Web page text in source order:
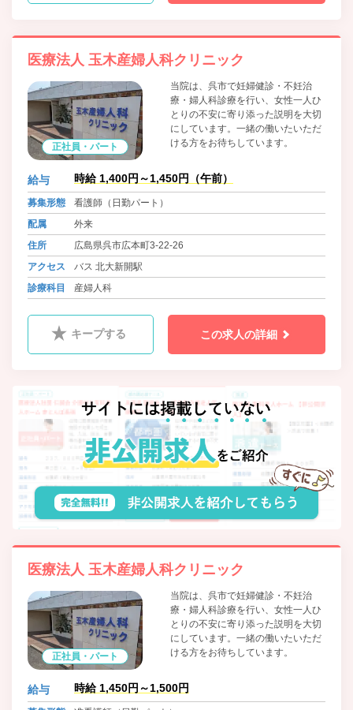
医療法人 玉木産婦人科クリニック
正社員・パート
当院は、呉市で妊婦健診・不妊治
療・婦人科診療を行い、女性一人ひ
とりの不安に寄り添った説明を大切
にしています。一緒の働いたいただ
ける方をお待ちしています。
給与 時給 1,400円～1,450円（午前）
募集形態
看護師（日勤パート）
配属
外来
住所
広島県呉市広本町3-22-26
アクセス
バス 北大新開駅
診療科目
産婦人科
キープする この求人の詳細
医療法人 玉木産婦人科クリニック
正社員・パート
当院は、呉市で妊婦健診・不妊治
療・婦人科診療を行い、女性一人ひ
とりの不安に寄り添った説明を大切
にしています。一緒の働いたいただ
ける方をお待ちしています。
給与 時給 1,450円～1,500円